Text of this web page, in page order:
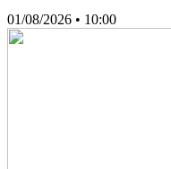
01/08/2026 • 10:00